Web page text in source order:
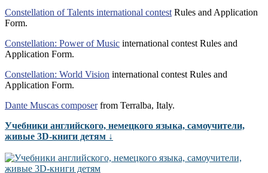
Constellation of Talents international contest Rules and Application
Form.
Constellation: Power of Music international contest Rules and
Application Form.
Constellation: World Vision international contest Rules and
Application Form.
Dante Muscas composerfrom Terralba, Italy.
Учебники английского, немецкого языка, самоучители,
живые 3D-книги детям ↓